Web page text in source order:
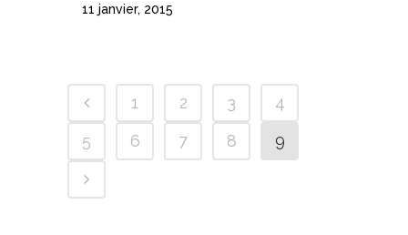
11 janvier, 2015
1 2 3
4
5
6 7 8 9